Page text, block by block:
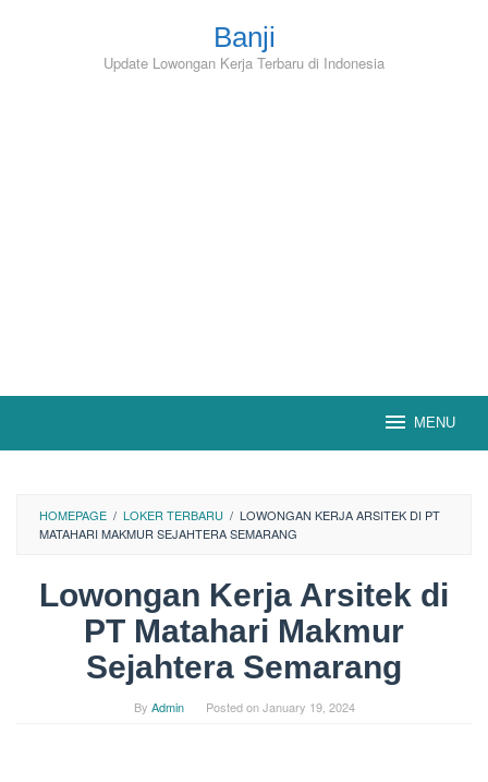
Banji
Update Lowongan Kerja Terbaru di Indonesia
MENU
HOMEPAGE / LOKER TERBARU / LOWONGAN KERJA ARSITEK DI PT
MATAHARI MAKMUR SEJAHTERA SEMARANG
Lowongan Kerja Arsitek di
PT Matahari Makmur
Sejahtera Semarang
By Admin Posted onJanuary 19, 2024